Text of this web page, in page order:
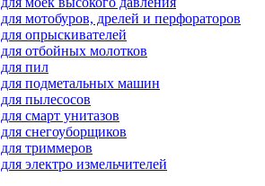
мотобуров, дрелей и перфораторов
опрыскивателей
отбойных молотков
пил
для подметальных машин
пылесосов
смарт унитазов
снегоуборщиков
триммеров
электро измельчителей